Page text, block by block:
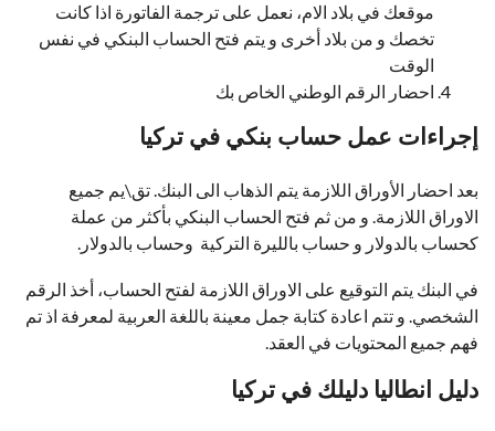
موقعك في بلاد الام، نعمل على ترجمة الفاتورة اذا كانت
تخصك و من بلاد أخرى و يتم فتح الحساب البنكي في نفس
الوقت
احضار الرقم الوطني الخاص بك
إجراءات عمل حساب بنكي في تركيا
بعد احضار الأوراق اللازمة يتم الذهاب الى البنك. تق\يم جميع
الاوراق اللازمة. و من ثم فتح الحساب البنكي بأكثر من عملة
كحساب بالدولار و حساب بالليرة التركية وحساب بالدولار.
في البنك يتم التوقيع على الاوراق اللازمة لفتح الحساب، أخذ الرقم
الشخصي. و تتم اعادة كتابة جمل معينة باللغة العربية لمعرفة اذ تم
فهم جميع المحتويات في العقد.
دليل انطاليا دليلك في تركيا